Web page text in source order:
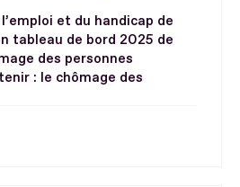
et du handicap de
tableau de bord 2025 de
des personnes
: le chômage des